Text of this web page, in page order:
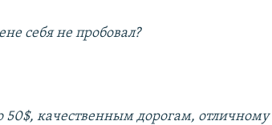
себя не пробовал?
качественным дорогам, отличному